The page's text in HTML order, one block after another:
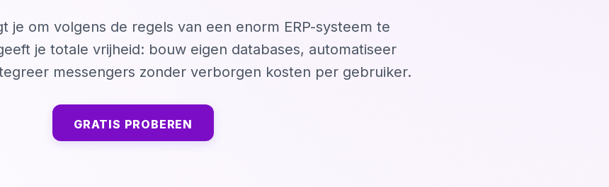
je om volgens de regels van een enorm ERP-systeem te
je totale vrijheid: bouw eigen databases, automatiseer
messengers zonder verborgen kosten per gebruiker.
GRATIS PROBEREN